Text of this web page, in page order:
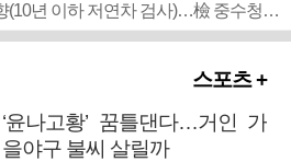
■ 검사 신분 버리고 직급하향(10년 이하 저연차 검사)…檢 중수청행 기피
스포츠 +
‘윤나고황’ 꿈틀댄다…거인 가
을야구 불씨 살릴까